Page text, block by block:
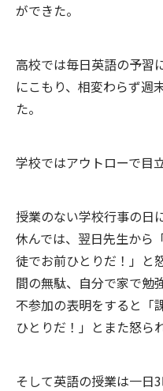
ができた。
高校では毎日英語の予習
にこもり、相変わらず週
た。
学校ではアウトローで目
授業のない学校行事の日
休んでは、翌日先生から
徒でお前ひとりだ！」と
間の無駄、自分で家で勉
不参加の表明をすると「
ひとりだ！」とまた怒ら
そして英語の授業は一日